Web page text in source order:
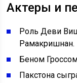
Актеры и
Роль Деви
Рамакришнан.
Беном
Пакстона